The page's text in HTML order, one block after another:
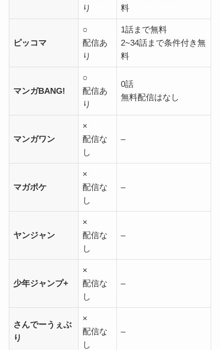
り
料
ピッコマ
○
配信あ
り
1話まで無料
2~34話まで条件付き無
料
マンガBANG!
○
配信あ
り
0話
無料配信はなし
マンガワン
×
配信な
し
–
マガポケ
×
配信な
し
–
ヤンジャン
×
配信な
し
–
少年ジャンプ+
×
配信な
し
–
さんでーうぇぶ
り
×
配信な
し
–